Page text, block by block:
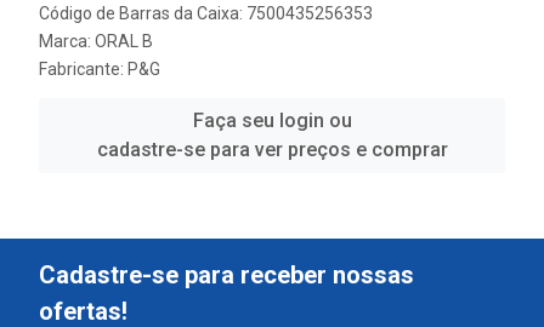
Código de Barras da Caixa: 7500435256353
Marca: ORAL B
Fabricante: P&G
Faça seu login ou
cadastre-se para ver preços e comprar
Cadastre-se para receber nossas
ofertas!